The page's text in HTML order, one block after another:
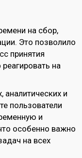
на сбор,
Это позволило
принятия
на
аналитических и
пользователи
и
особенно важно
на всех